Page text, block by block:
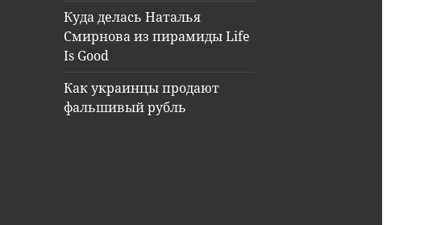
Куда делась Наталья
Смирнова из пирамиды Life
Is Good
Как украинцы продают
фальшивый рубль